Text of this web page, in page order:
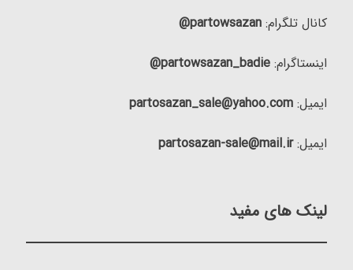
کانال تلگرام:partowsazan@
اینستاگرام:partowsazan_badie@
ایمیل:partosazan_sale@yahoo.com
ایمیل:partosazan-sale@mail.ir
لینک های مفید